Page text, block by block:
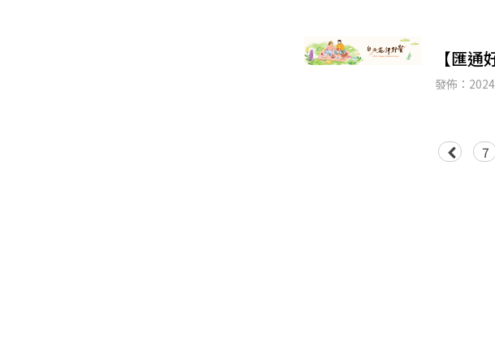
【匯
主題區
發佈：
7